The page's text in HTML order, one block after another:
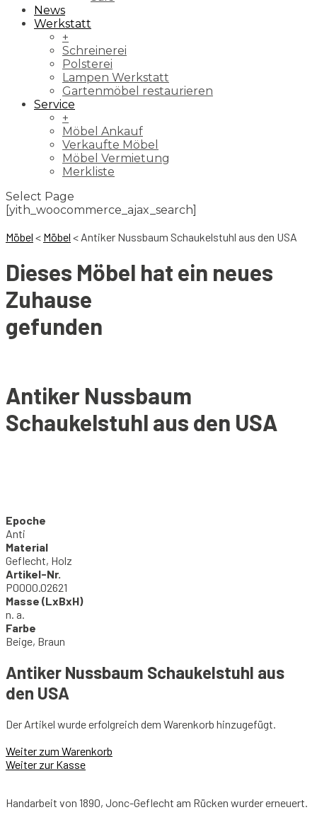
News
Werkstatt
+
Schreinerei
Polsterei
Lampen Werkstatt
Gartenmöbel restaurieren
Service
+
Möbel Ankauf
Verkaufte Möbel
Möbel Vermietung
Merkliste
Select Page
[yith_woocommerce_ajax_search]
Möbel < Möbel < Antiker Nussbaum Schaukelstuhl aus den USA
Dieses Möbel hat ein neues
Zuhause
gefunden
Antiker Nussbaum
Schaukelstuhl aus den USA
Epoche
Anti
Material
Geflecht, Holz
Artikel-Nr.
P0000.02621
Masse (LxBxH)
n. a.
Farbe
Beige, Braun
Antiker Nussbaum Schaukelstuhl aus
den USA
Der Artikel wurde erfolgreich dem Warenkorb hinzugefügt.
Weiter zum Warenkorb
Weiter zur Kasse
Handarbeit von 1890, Jonc-Geflecht am Rücken wurder erneuert.